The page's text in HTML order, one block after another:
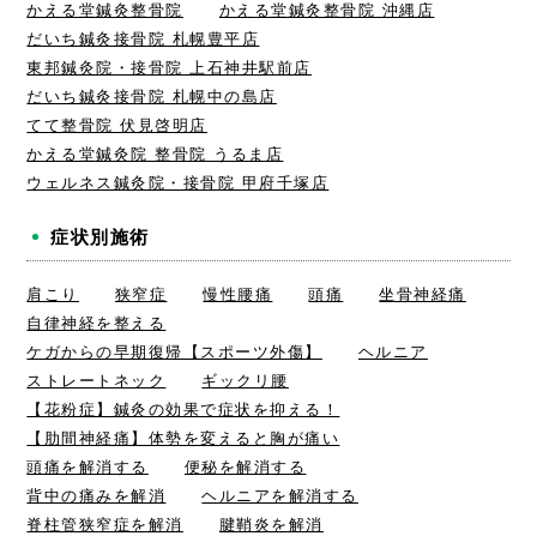
かえる堂鍼灸整骨院
かえる堂鍼灸整骨院 沖縄店
だいち鍼灸接骨院 札幌豊平店
東邦鍼灸院・接骨院 上石神井駅前店
だいち鍼灸接骨院 札幌中の島店
てて整骨院 伏見啓明店
かえる堂鍼灸院 整骨院 うるま店
ウェルネス鍼灸院・接骨院 甲府千塚店
症状別施術
肩こり 狭窄症 慢性腰痛 頭痛
坐骨神経痛
自律神経を整える
ケガからの早期復帰【スポーツ外傷】
ヘルニア
ストレートネック
ギックリ腰
【花粉症】鍼灸の効果で症状を抑える！
【肋間神経痛】体勢を変えると胸が痛い
頭痛を解消する
便秘を解消する
背中の痛みを解消
ヘルニアを解消する
脊柱管狭窄症を解消
腱鞘炎を解消